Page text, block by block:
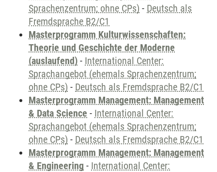
Sprachenzentrum; ohne CPs) - Deutsch als
Fremdsprache B2/C1
Masterprogramm Kulturwissenschaften:
Theorie und Geschichte der Moderne
(auslaufend) - International Center:
Sprachangebot (ehemals Sprachenzentrum;
ohne CPs) - Deutsch als Fremdsprache B2/C1
Masterprogramm Management: Management
& Data Science - International Center:
Sprachangebot (ehemals Sprachenzentrum;
ohne CPs) - Deutsch als Fremdsprache B2/C1
Masterprogramm Management: Management
& Engineering - International Center: